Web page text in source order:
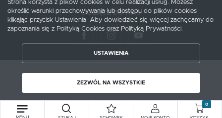
DOŁĄCZ DO NAS
Copyright by meblecentrum.com.pl
0
Strona korzysta z plików cookies w celu realizacji usług. Możesz
określić warunki przechowywania lub dostępu do plików cookies
klikając przycisk Ustawienia. Aby dowiedzieć się więcej zachęcamy do
zapoznania się z Polityką Cookies oraz Polityką Prywatności.
USTAWIENIA
ZEZWÓL NA WSZYSTKIE
ZAPISZ WYBRANE